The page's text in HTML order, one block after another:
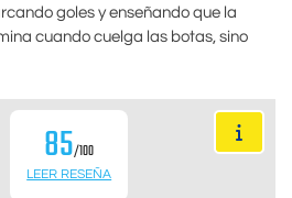
goles y enseñando que la
cuando cuelga las botas, sino
85/100
LEER RESEÑA